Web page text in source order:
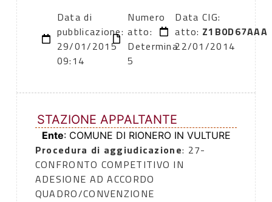
Data di
pubblicazione:
29/01/2015
09:14
Numero
atto:
Determina
5
Data
atto:
22/01/2014
CIG:
Z1B0D67AAA
STAZIONE APPALTANTE
Ente: COMUNE DI RIONERO IN VULTURE
Procedura di aggiudicazione: 27-
CONFRONTO COMPETITIVO IN
ADESIONE AD ACCORDO
QUADRO/CONVENZIONE